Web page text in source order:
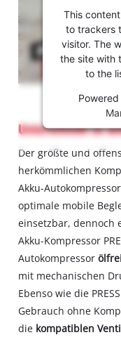
Zustimmung,
um Youtube
laden zu
können!
This
not
to
load
due
to
trackers
are
not
disclosed
to
the
The
This
to trackers
visitor. The
the site with
to the
Unterschiede zu
Der größte und
herkömmlichen
Akku-
optimale mobile
einsetzbar, dennoch
Akku-Kompressor
Autokompressorölfrei
mit mechanischen
Ebenso wie die
Gebrauch ohne
die kompatiblen